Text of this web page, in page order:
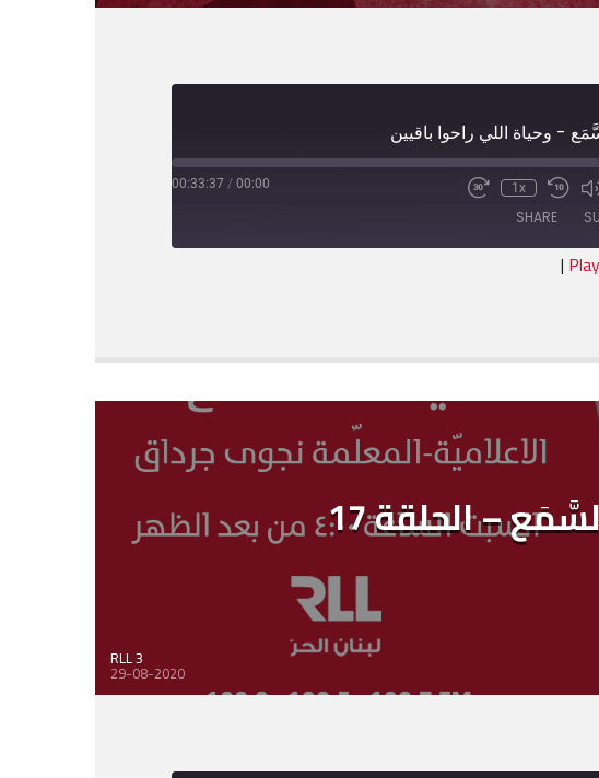
- وحياة اللي راحوا باقيين
Mute/Unmute
Episode
Rewind
10
1x
Fast
seconds
00:00
/
00:33:37
SHARE
|
– الحلقة 17
RLL 3
29-08-2020